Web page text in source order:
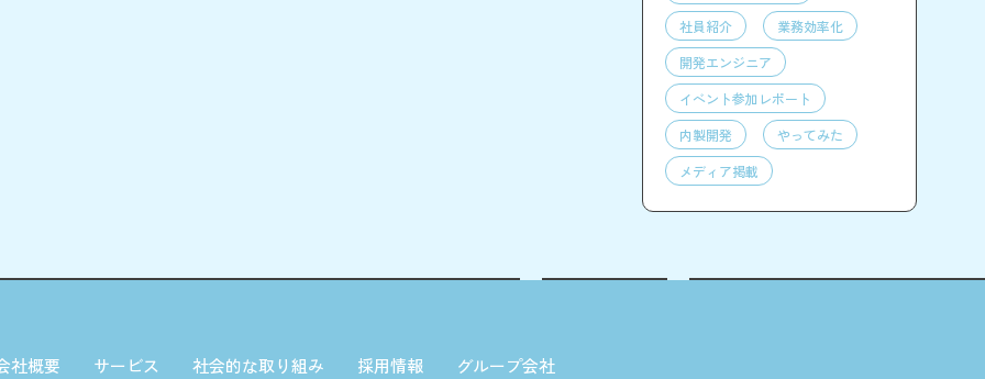
社員紹介
業務効率化
開発エンジニア
イベント参加レポート
内製開発
やってみた
メディア掲載
社概要 サービス 社会的な取り組み 採用情報 グループ会社